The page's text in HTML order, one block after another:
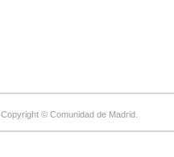
Copyright © Comunidad de Madrid.